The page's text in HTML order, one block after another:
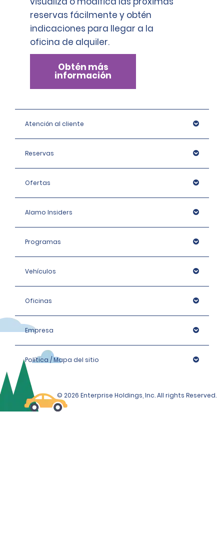
reservas fácilmente y obtén
indicaciones para llegar a la
oficina de alquiler.
Obtén más
información
Atención al cliente
Reservas
Ofertas
Alamo Insiders
Programas
Vehículos
Oficinas
Empresa
Política / Mapa del sitio
© 2026 Enterprise Holdings, Inc. All rights Reserved.